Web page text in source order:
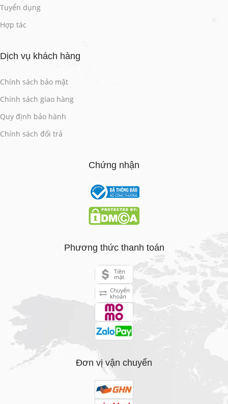
Tuyển dụng
Hợp tác
Dịch vụ khách hàng
Chính sách bảo mật
Chính sách giao hàng
Quy định bảo hành
Chính sách đổi trả
Chứng nhận
Phương thức thanh toán
Đơn vị vận chuyển